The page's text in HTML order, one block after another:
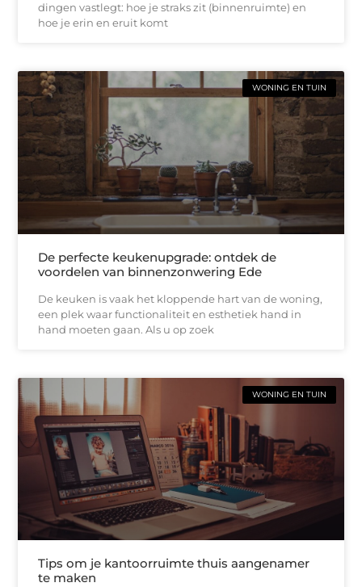
dingen vastlegt: hoe je straks zit (binnenruimte) en
hoe je erin en eruit komt
WONING EN TUIN
De perfecte keukenupgrade: ontdek de
voordelen van binnenzonwering Ede
De keuken is vaak het kloppende hart van de woning,
een plek waar functionaliteit en esthetiek hand in
hand moeten gaan. Als u op zoek
WONING EN TUIN
Tips om je kantoorruimte thuis aangenamer
te maken